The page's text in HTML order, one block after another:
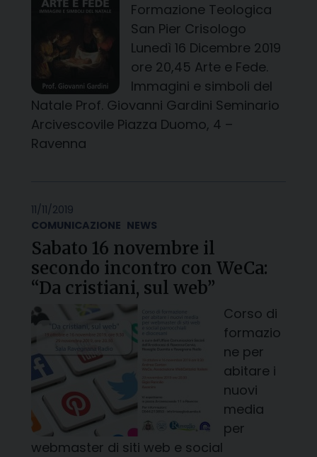
Formazione Teologica
San Pier Crisologo
Lunedì 16 Dicembre 2019
ore 20,45 Arte e Fede.
Immagini e simboli del
Natale Prof. Giovanni Gardini Seminario
Arcivescovile Piazza Duomo, 4 –
Ravenna
11/11/2019
COMUNICAZIONE NEWS
Sabato 16 novembre il
secondo incontro con WeCa:
“Da cristiani, sul web”
Corso di
formazio
ne per
abitare i
nuovi
media
per
webmaster di siti web e social